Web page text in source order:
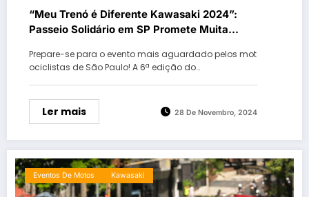
“Meu Trenó é Diferente Kawasaki 2024”:
Passeio Solidário em SP Promete Muita
Prepare-se para o evento mais aguardado pelos mot
ociclistas de São Paulo! A 6ª edição do…
Ler mais 28 De Novembro, 2024
Eventos De Motos Kawasaki